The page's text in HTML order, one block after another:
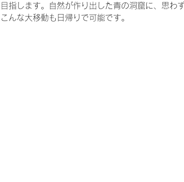
指します。自然が作り出した青の洞窟に、思わ
んな大移動も日帰りで可能です。